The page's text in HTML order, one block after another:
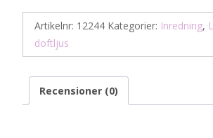
Artikelnr: 12244 Kategorier: Inredning,
doftljus
Recensioner (0)